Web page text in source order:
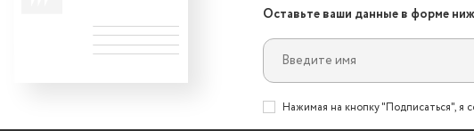
Оставьте ваши данные в форме
Нажимая на кнопку "Подписаться", я